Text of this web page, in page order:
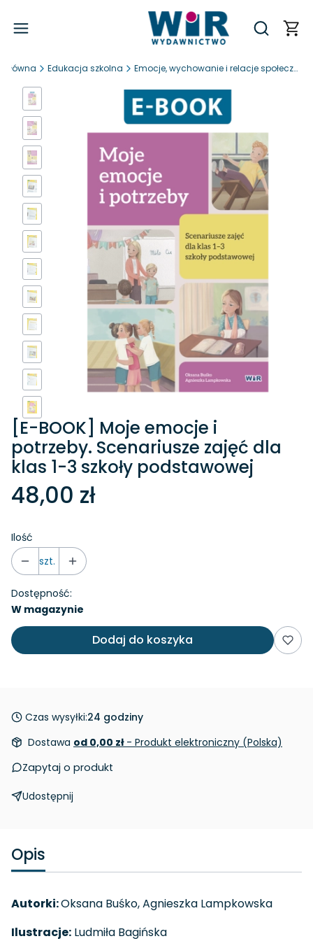
Otwórz
główna Edukacja szkolna Emocje, wychowanie i relacje społeczne
[E-BOOK] Moje emocje i
potrzeby. Scenariusze zajęć dla
klas 1-3 szkoły podstawowej
48,00 zł
Ilość
szt.
Dostępność:
W magazynie
Dodaj do koszyka
Czas wysyłki:24 godziny
Dostawa od 0,00 zł - Produkt elektroniczny (Polska)
Zapytaj o produkt
Udostępnij
Opis
Autorki:Oksana Buśko, Agnieszka Lampkowska
Ilustracje: Ludmiła Bagińska